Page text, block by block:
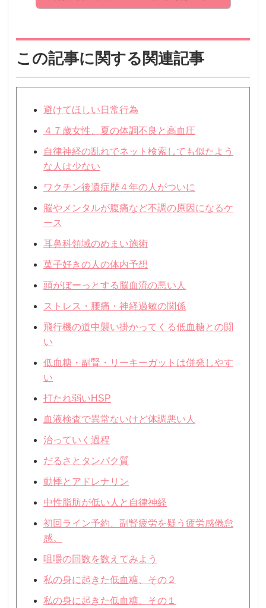
この記事に関する関連記事
避けてほしい日常行為
４７歳女性、夏の体調不良と高血圧
自律神経の乱れでネット検索しても似たよう
な人は少ない
ワクチン後遺症歴４年の人がついに
脳やメンタルが腹痛など不調の原因になるケ
ース
耳鼻科領域のめまい施術
菓子好きの人の体内予想
頭がぼーっとする脳血流の悪い人
ストレス・腰痛・神経過敏の関係
飛行機の道中襲い掛かってくる低血糖との闘
い
低血糖・副腎・リーキーガットは併発しやす
い
打たれ弱いHSP
血液検査で異常ないけど体調悪い人
治っていく過程
だるさとタンパク質
動悸とアドレナリン
中性脂肪が低い人と自律神経
初回ライン予約、副腎疲労を疑う疲労感倦怠
感。
咀嚼の回数を数えてみよう
私の身に起きた低血糖、その２
私の身に起きた低血糖、その１